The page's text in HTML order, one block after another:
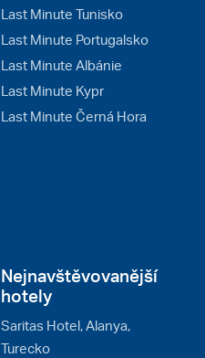
Last Minute Tunisko
Last Minute Portugalsko
Last Minute Albánie
Last Minute Kypr
Last Minute Černá Hora
Nejnavštěvovanější
hotely
Saritas Hotel, Alanya,
Turecko